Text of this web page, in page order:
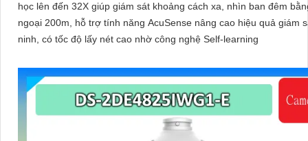
học lên đến 32X giúp giám sát khoảng cách xa, nhìn ban đêm
ngoại 200m, hỗ trợ tính năng AcuSense nâng cao hiệu quả giám
ninh, có tốc độ lấy nét cao nhờ công nghệ Self-learning